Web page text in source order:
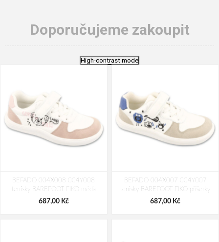
Doporučujeme zakoupit
High-contrast mode
BEFADO 004X008 004Y008
tenisky BAREFOOT FIKO méďa
687,00 Kč
BEFADO 004X007 004Y007
tenisky BAREFOOT FIKO příšerky
687,00 Kč